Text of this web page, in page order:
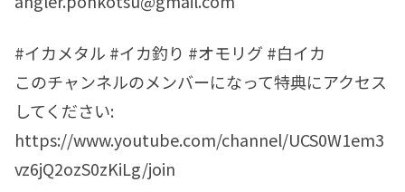
#イカメタル #イカ釣り #オモリグ #白イカ
このチャンネルのメンバーになって特典にアクセス
してください:
https://www.youtube.com/channel/UCS0W1em3
vz6jQ2ozS0zKiLg/join